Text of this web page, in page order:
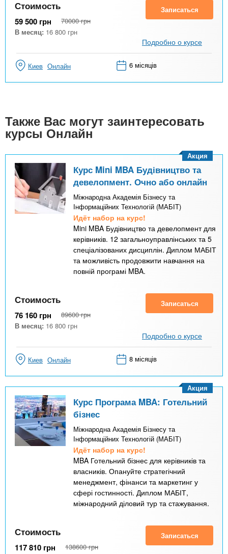
Стоимость
59 500 грн 70000 грн
В месяц: 16 800 грн
Записаться
Подробно о курсе
Киев Онлайн 6 місяців
Также Вас могут заинтересовать
курсы Онлайн
Курс Mini MBA Будівництво та
девелопмент. Очно або онлайн
Міжнародна Академія Бізнесу та
Інформаційних Технологій (МАБІТ)
Идёт набор на курс!
Mini MBA Будівництво та девелопмент для
керівників. 12 загальноуправлінських та 5
спеціалізованих дисциплін. Диплом МАБІТ
та можливість продовжити навчання на
повній програмі MBA.
Акция
Стоимость
76 160 грн 89600 грн
В месяц: 16 800 грн
Записаться
Подробно о курсе
Киев Онлайн 8 місяців
Курс Програма MBA: Готельний
бізнес
Міжнародна Академія Бізнесу та
Інформаційних Технологій (МАБІТ)
Идёт набор на курс!
MBA Готельний бізнес для керівників та
власників. Опануйте стратегічний
менеджмент, фінанси та маркетинг у
сфері гостинності. Диплом МАБІТ,
міжнародний діловий тур та стажування.
Акция
Стоимость
117 810 грн 138600 грн
Записаться